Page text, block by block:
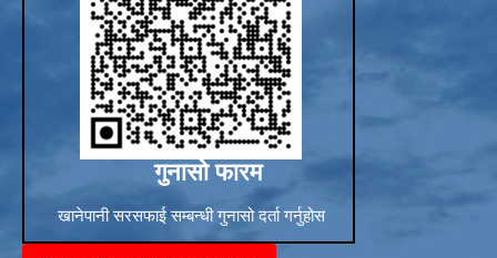
गुनासो फारम
खानेपानी सरसफाई सम्बन्धी गुनासो दर्ता गर्नुहोस